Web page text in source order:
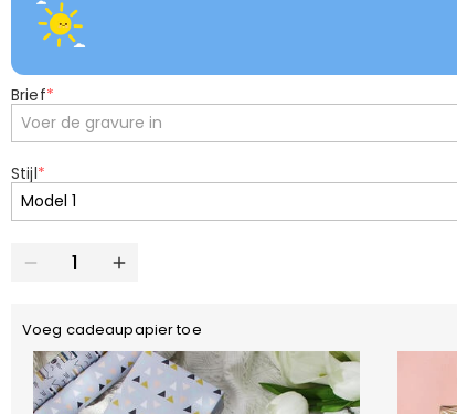
Brief*
Stijl*
Voeg cadeaupapier toe